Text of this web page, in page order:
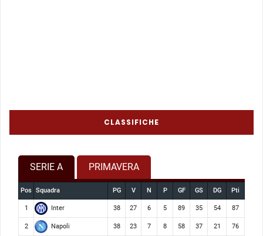
CLASSIFICHE
SERIE A PRIMAVERA
Pos Squadra PG V N P GF GS DG Pti
1 Inter 38 27 6 5 89 35 54 87
2 Napoli 38 23 7 8 58 37 21 76